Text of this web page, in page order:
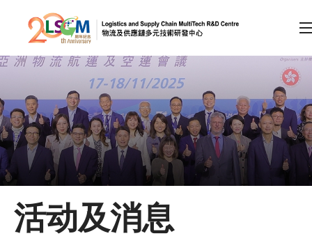
跳到内容（按回车键）
会员登录
A A EN 繁 简
主页
关于LSCM
活动及消息